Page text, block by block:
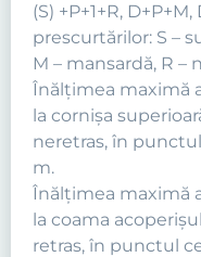
(S) +P+1+R,
prescurtărilor: S –
M – mansardă, R –
Înălţimea maximă
la cornişa
neretras, în
m.
Înălţimea maximă
la coama
retras, în punctul